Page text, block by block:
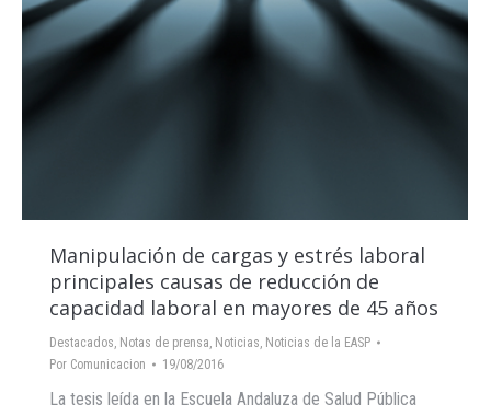
Manipulación de cargas y estrés laboral
principales causas de reducción de
capacidad laboral en mayores de 45 años
Destacados, Notas de prensa, Noticias, Noticias de la EASP
Por Comunicacion 19/08/2016
La tesis leída en la Escuela Andaluza de Salud Pública